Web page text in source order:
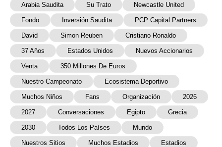
Arabia Saudita Su Trato Newcastle United
Fondo Inversión Saudita PCP Capital Partners
David Simon Reuben Cristiano Ronaldo
37 Años Estados Unidos Nuevos Accionarios
Venta 350 Millones De Euros
Nuestro Campeonato Ecosistema Deportivo
Muchos Niños Fans Organización 2026
2027 Conversaciones Egipto Grecia
2030 Todos Los Países Mundo
Nuestros Sitios Muchos Estadios Estadios